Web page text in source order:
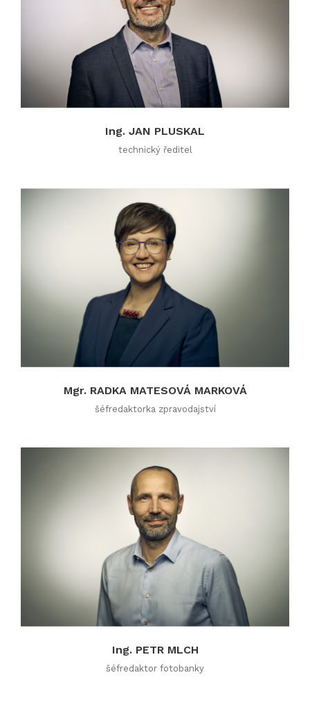
Ing. JAN PLUSKAL
technický ředitel
Mgr. RADKA MATESOVÁ MARKOVÁ
šéfredaktorka zpravodajství
Ing. PETR MLCH
šéfredaktor fotobanky